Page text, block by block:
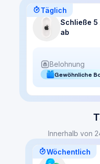
Täglich
Schließe 5
ab
Belohnung
Gewöhnliche
Innerhalb von
Wöchentlich